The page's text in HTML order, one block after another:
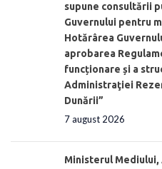
supune consultării
Guvernului pentru
Hotărârea
aprobarea
funcționare și a
Administraţiei
Dunării”
7 august 2026
Ministerul Mediului,